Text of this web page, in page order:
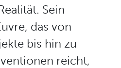
Sein
das von
bis hin zu
reicht,